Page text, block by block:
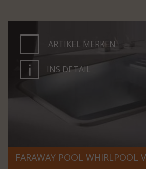
ARTIKEL MERKEN
INS DETAIL
FARAWAY POOL WHIRLPOOL